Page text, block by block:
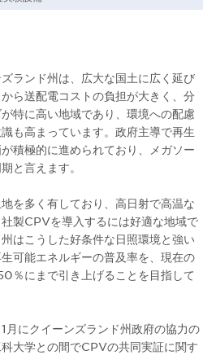
ランド州は、広大な国土に広く延び
ら送配電コストの負担が大きく、分
特に高い地域であり、環境への配慮
も高まっています。政府主導で再生
積極的に進められており、メガソー
と言えます。
を多く有しており、高日射で高温な
製CPVを導入するには好適な地域で
はこうした好条件な日照環境と強い
可能エネルギーの普及率を、現在の
にまで引き上げることを目指して
月にクイーンズランド州政府の協力の
大学との間でCPVの共同実証に関す